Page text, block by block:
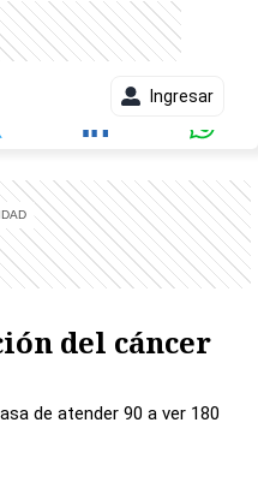
Ingresar
del cáncer
de atender 90 a ver 180